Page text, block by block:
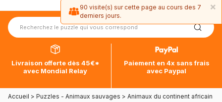
Livraison offerte dès 45€*
avec Mondial Relay
Paiement en 4x sans frais
avec Paypal
Accueil > Puzzles - Animaux sauvages > Animaux du continent africain
×
90 visite(s) sur cette page au cours des 7
derniers jours.